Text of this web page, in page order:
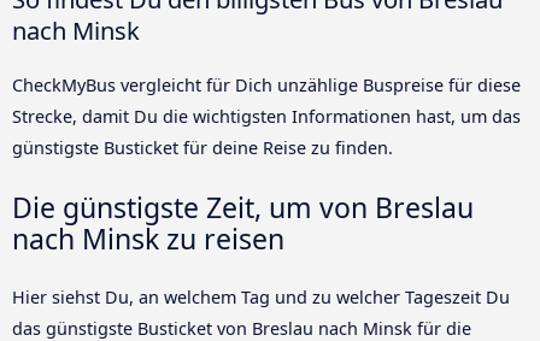
nach Minsk
CheckMyBus vergleicht für Dich unzählige Buspreise für diese
Strecke, damit Du die wichtigsten Informationen hast, um das
günstigste Busticket für deine Reise zu finden.
Die günstigste Zeit, um von Breslau
nach Minsk zu reisen
Hier siehst Du, an welchem Tag und zu welcher Tageszeit Du
das günstigste Busticket von Breslau nach Minsk für die